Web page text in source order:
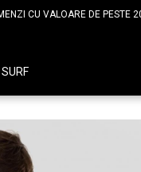
CU VALOARE DE PESTE